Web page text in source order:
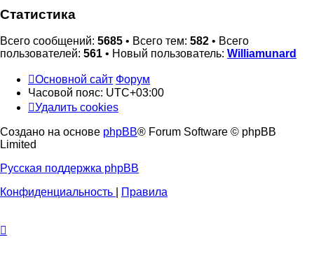
Статистика
Всего сообщений: 5685 • Всего тем: 582 • Всего
пользователей: 561 • Новый пользователь: Williamunard
Основной сайт Форум
Часовой пояс: UTC+03:00
Удалить cookies
Создано на основе phpBB® Forum Software © phpBB
Limited
Русская поддержка phpBB
Конфиденциальность
Правила